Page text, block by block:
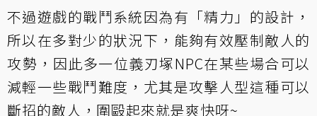
不過遊戲的戰鬥系統因為有「精力」的設計，
所以在多對少的狀況下，能夠有效壓制敵人的
攻勢，因此多一位義刃塚NPC在某些場合可以
減輕一些戰鬥難度，尤其是攻擊人型這種可以
斷招的敵人，圍毆起來就是爽快呀~